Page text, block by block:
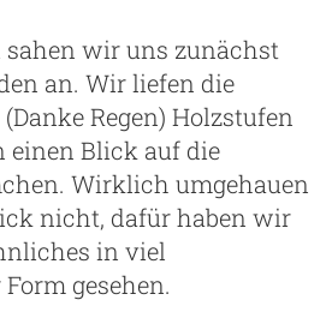
sahen wir uns zunächst
an. Wir liefen die
Regen) Holzstufen
Blick auf die
Wirklich umgehauen
nicht, dafür haben wir
in viel
gesehen.